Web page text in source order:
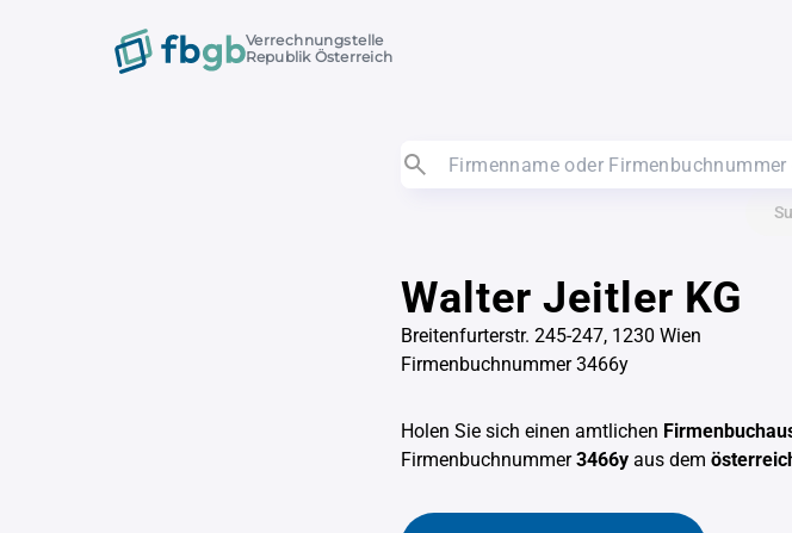
Verrechnungstelle
Republik Österreich
Walter Jeitler KG
Breitenfurterstr. 245-247, 1230 Wien
Firmenbuchnummer 3466y
Holen Sie sich einen amtlichen
Firmenbuchnummer3466y aus dem